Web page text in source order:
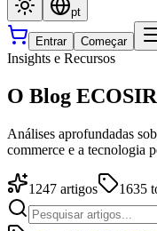
pt
Entrar Começar
Insights e Recursos
O Blog
Análises aprofundadas
commerce e a tecnologia
1247 artigos 1635